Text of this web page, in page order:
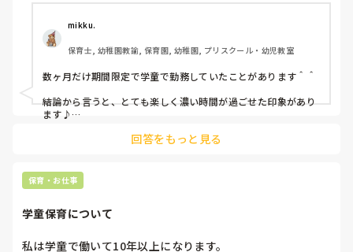
保育士、幼稚園教諭免許、やっていた方歓迎します。
また、学童指導員？支援員の資格を取れるように
支援しますと、、研修などで
学童は大変なところとやりがいを
お聞きしたいです！
また、上に書いた通り、保育園、幼稚園の先生から
転職した方、転職してみてどうだったか
お聞きしたいです
mikku.
保育士, 幼稚園教諭, 保育園, 幼稚園, プリスクール・幼児教室
数ヶ月だけ期間限定で学童で勤務していたことがあります＾＾
結論から言うと、とても楽しく濃い時間が過ごせた印象があり
ます♪
新卒から幼稚園教諭一筋だったこともあり、これまでとはまた
大変だったところというのが記憶にないくらい大変さはあまり
男女ともに多感なお年頃なので、やはり関わり方はかなり気を
たように思います。
回答をもっと見る
保育・お仕事
学童保育について
私は学童で働いて10年以上になります。